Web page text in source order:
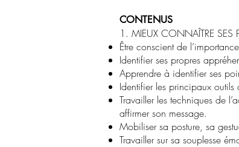
CONTENUS
1. MIEUX CONNAÎTRE SES
Être conscient de
Identifier ses propres
Apprendre à identifier ses
Identifier les principaux outils
Travailler les techniques de
affirmer son message.
Mobiliser sa posture, sa
Travailler sur sa souplesse